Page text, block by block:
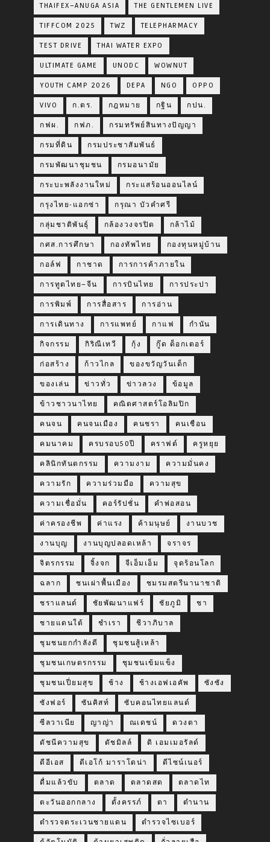
THAIFEX–ANUGA ASIA THE GENTLEMEN LIVE
TIFFCOM 2025 TWZ TELEPHARMACY
TEST DRIVE THAI WATER EXPO
ULTIMATE GAME UNODC WOWNUT
YOUTH CAMP 2026 DEPA NGO OPPO
VIVO ก.ตร. กฎหมาย กฐิน กปน.
กฟผ. กฟภ. กรมทรัพย์สินทางปัญญา
กรมที่ดิน กรมประชาสัมพันธ์
กรมพัฒนาชุมชน กรมอนามัย
กระบะพลังงานใหม่ กระแสร้อนออนไลน์
กรุงไทย-แอกซ่า กรุณา บัวคำศรี
กลุ่มชาติพันธุ์ กล้องวงจรปิด กล้าไม้
กศส.การศึกษา กองทัพไทย กองทุนหมู่บ้าน
กอล์ฟ กาชาด การการค้าภายใน
การทูตไทย–จีน การบินไทย การประปา
การพิมพ์ การสื่อสาร การอ่าน
การเดินทาง การแพทย์ กาแฟ กำนัน
กิจกรรม กิริณีเทวี กุ้ง กู๊ด ด็อกเตอร์
ก่อสร้าง ก้าวไกล ของขวัญวันเด็ก
ของเล่น ข่าวทั่ว ข่าวลวง ข้อมูล
ข้าวชาวนาไทย คณิตศาสตร์โอลิมปิก
คนจน คนจนเมือง คนชรา คนเชือน
คมนาคม ครบรอบ50ปี คราฟต์ ครูหยุย
คลินิกทันตกรรม ความงาม ความมั่นคง
ความรัก ความร่วมมือ ความสุข
ความเชื่อมั่น คอร์รัปชั่น คำพ่อสอน
ค่าครองชีพ ค่าแรง ค้ามนุษย์ งานบวช
งานบุญ งานบุญปลอดเหล้า จราจร
จิตรกรรม จิ้งจก จีเอ็มเอ็ม จุดร้อนโลก
ฉลาก ชนเผ่าพื้นเมือง ชมรมสตรีนานาชาติ
ชราแลนด์ ชัยพัฒนาแฟร์ ชัยภูมิ ชา
ชายแดนใต้ ชำเรา ชีวาภิบาล
ชุมชนยกกำลังดี ชุมชนสู้เหล้า
ชุมชนเกษตรกรรม ชุมชนเข้มแข็ง
ชุมชนเปี่ยมสุข ช้าง ช้างเอฟเอคัพ ซังซัง
ซังฟอร์ ซันคิสท์ ซับคอนไทยแลนด์
ซีลวาเนีย ญาญ่า ณเดชน์ ดวงตา
ดัชนีความสุข ดัชมิลล์ ดิ เอมเมอรัลด์
ดีอีเอส ดีเอโก้ มาราโดน่า ดีไซน์เนอร์
ดื่มแล้วขับ ตลาด ตลาดสด ตลาดไท
ตะวันออกกลาง ตั้งครรภ์ ตา ตำนาน
ตำรวจตระเวนชายแดน ตำรวจไซเบอร์